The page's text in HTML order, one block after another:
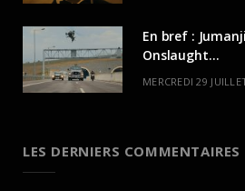
En bref :
Onslaught…
MERCREDI 29
LES DERNIERS COMMENTAIRES